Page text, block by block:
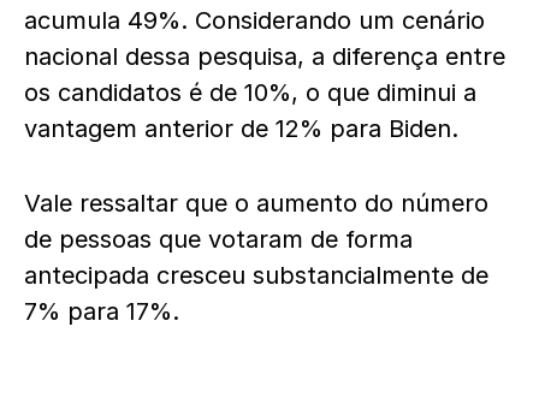
acumula 49%. Considerando um cenário
nacional dessa pesquisa, a diferença entre
os candidatos é de 10%, o que diminui a
vantagem anterior de 12% para Biden.
Vale ressaltar que o aumento do número
de pessoas que votaram de forma
antecipada cresceu substancialmente de
7% para 17%.